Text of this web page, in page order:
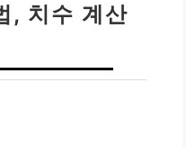
, 치수 계산